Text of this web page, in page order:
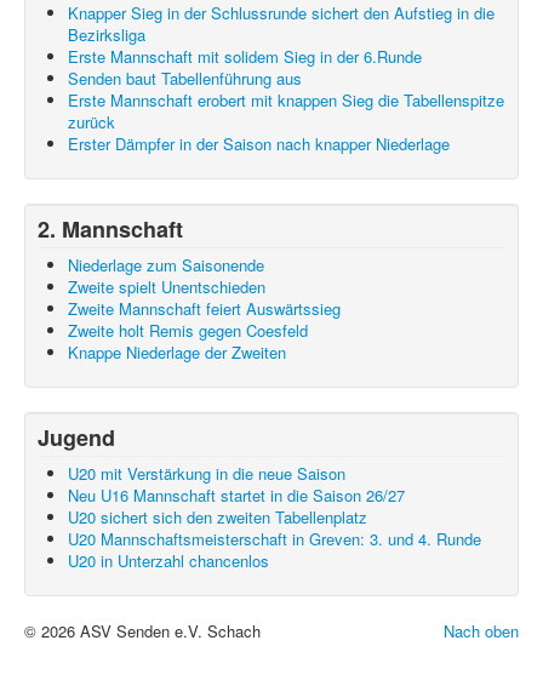
Knapper Sieg in der Schlussrunde sichert den Aufstieg in die
Bezirksliga
Erste Mannschaft mit solidem Sieg in der 6.Runde
Senden baut Tabellenführung aus
Erste Mannschaft erobert mit knappen Sieg die Tabellenspitze
zurück
Erster Dämpfer in der Saison nach knapper Niederlage
2. Mannschaft
Niederlage zum Saisonende
Zweite spielt Unentschieden
Zweite Mannschaft feiert Auswärtssieg
Zweite holt Remis gegen Coesfeld
Knappe Niederlage der Zweiten
Jugend
U20 mit Verstärkung in die neue Saison
Neu U16 Mannschaft startet in die Saison 26/27
U20 sichert sich den zweiten Tabellenplatz
U20 Mannschaftsmeisterschaft in Greven: 3. und 4. Runde
U20 in Unterzahl chancenlos
Nach oben
© 2026 ASV Senden e.V. Schach